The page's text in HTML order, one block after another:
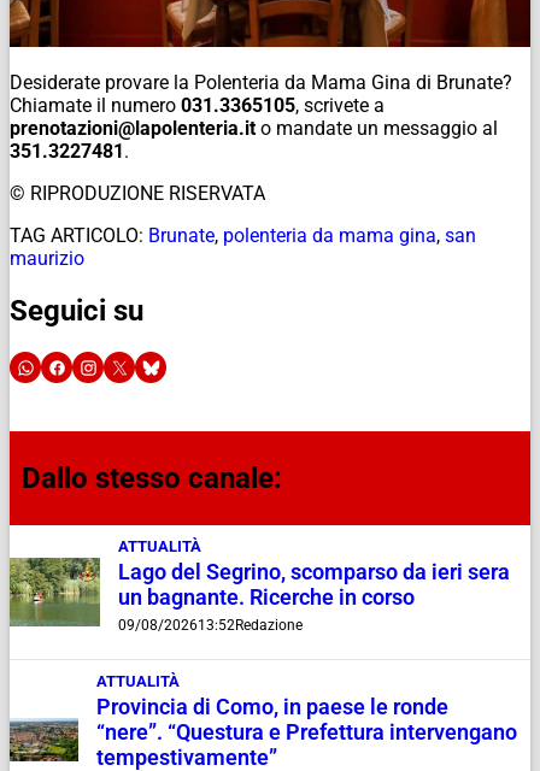
Desiderate provare la Polenteria da Mama Gina di Brunate?
Chiamate il numero 031.3365105, scrivete a
prenotazioni@lapolenteria.it o mandate un messaggio al
351.3227481 .
© RIPRODUZIONE RISERVATA
TAG ARTICOLO: Brunate, polenteria da mama gina, san
maurizio
Seguici su
Dallo stesso canale:
ATTUALITÀ
Lago del Segrino, scomparso da ieri sera
un bagnante. Ricerche in corso
09/08/202613:52Redazione
ATTUALITÀ
Provincia di Como, in paese le ronde
“nere”. “Questura e Prefettura intervengano
tempestivamente”